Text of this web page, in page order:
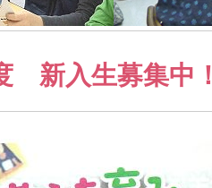
新入生募集中！